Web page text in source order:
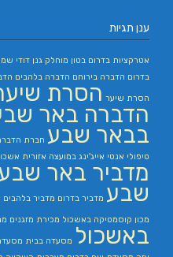
ענן תגיות
אטרקציות בדרום בטון מוחלק גנן דודי
בדרום הדברה בירוחם הדברה בלהבים
הסרת שיער הסרת
הדברה באר
בבאר שבע חברת
טיפולי אנטי אייג'ינג במועצה אזורית
מדביר באר
שבע מדביר בדרום מדביר בלהבים
מכון קוסמטיקה באשכול מכירת מזגנים
באשכול מסעדה בבית